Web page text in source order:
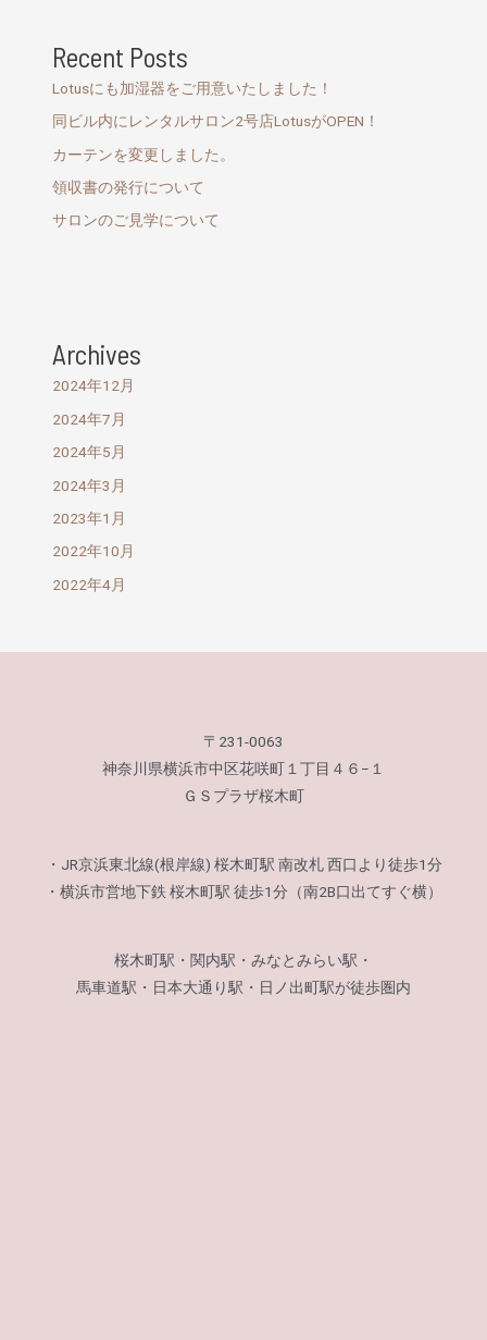
Recent Posts
Lotusにも加湿器をご用意いたしました！
同ビル内にレンタルサロン2号店LotusがOPEN！
カーテンを変更しました。
領収書の発行について
サロンのご見学について
Archives
2024年12月
2024年7月
2024年5月
2024年3月
2023年1月
2022年10月
2022年4月
〒231-0063
神奈川県横浜市中区花咲町１丁目４６−１
ＧＳプラザ桜木町
・JR京浜東北線(根岸線) 桜木町駅 南改札 西口より徒歩1分
・横浜市営地下鉄 桜木町駅 徒歩1分（南2B口出てすぐ横）
桜木町駅・関内駅・みなとみらい駅・
馬車道駅・日本大通り駅・日ノ出町駅が徒歩圏内